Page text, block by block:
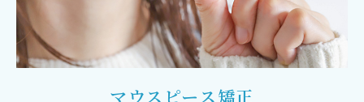
マウスピース矯正